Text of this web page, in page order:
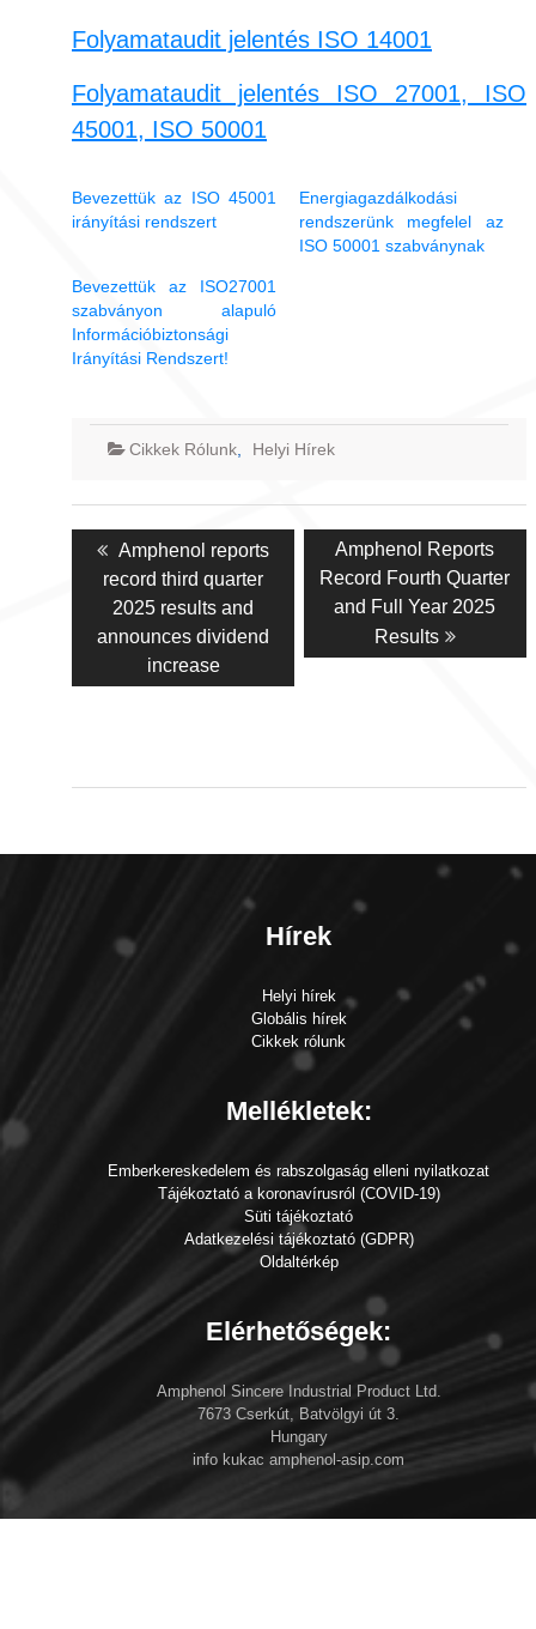
Folyamataudit jelentés ISO 14001
Folyamataudit jelentés ISO 27001, ISO
45001, ISO 50001
Bevezettük az ISO 45001
irányítási rendszert
Energiagazdálkodási
rendszerünk megfelel az
ISO 50001 szabványnak
Bevezettük az ISO27001
szabványon alapuló
Információbiztonsági
Irányítási Rendszert!
Cikkek Rólunk Helyi Hírek
Bejegyzés
navigáció
Previous
post:
Amphenol reports
record third quarter
2025 results and
announces dividend
increase
Next
post:
Amphenol Reports
Record Fourth Quarter
and Full Year 2025
Results
Hírek
Helyi hírek
Globális hírek
Cikkek rólunk
Mellékletek:
Emberkereskedelem és rabszolgaság elleni nyilatkozat
Tájékoztató a koronavírusról (COVID-19)
Süti tájékoztató
Adatkezelési tájékoztató (GDPR)
Oldaltérkép
Elérhetőségek:
Amphenol Sincere Industrial Product Ltd.
7673 Cserkút, Batvölgyi út 3.
Hungary
info kukac amphenol-asip.com